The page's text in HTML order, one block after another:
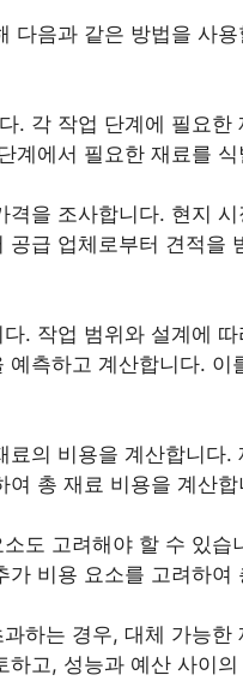
다음과 같은 방법을 사
. 각 작업 단계에 필요
계에서 필요한 재료를 식
을 조사합니다. 현지
급 업체로부터 견적을
. 작업 범위와 설계에
예측하고 계산합니다.
의 비용을 계산합니다
여 총 재료 비용을 계산합
도 고려해야 할 수 있
가 비용 요소를 고려하여
하는 경우, 대체 가능
하고, 성능과 예산 사이